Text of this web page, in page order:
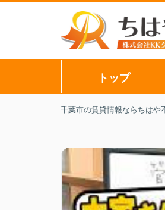
トップ
千葉市の賃貸情報ならちはや